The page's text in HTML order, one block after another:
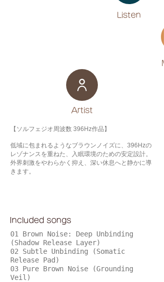
Listen​
​Artist
【ソルフェジオ周波数 396Hz作品】
低域に包まれるようなブラウンノイズに、396Hzの
レゾナンスを重ねた、入眠環境のための安定設計。
外界刺激をやわらかく抑え、深い休息へと静かに導
きます。
Included songs
01 Brown Noise: Deep Unbinding
(Shadow Release Layer)
02 Subtle Unbinding (Somatic
Release Pad)
03 Pure Brown Noise (Grounding
Veil)